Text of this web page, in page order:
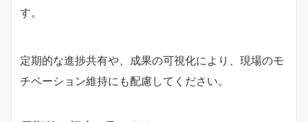
す。
定期的な進捗共有や、成果の可視化により、現場のモ
チベーション維持にも配慮してください。